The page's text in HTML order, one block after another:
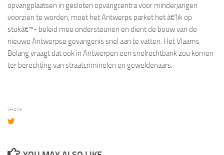
opvangplaatsen in gesloten opvangcentra voor minderjarigen
voorzien te worden, moet het Antwerps parket het â€˜lik op
stukâ€™- beleid mee ondersteunen en dient de bouw van de
nieuwe Antwerpse gevangenis snel aan te vatten. Het Vlaams
Belang vraagt dat ook in Antwerpen een snelrechtbank zou komen
ter berechting van straatcriminelen en geweldenaars.
SHARE